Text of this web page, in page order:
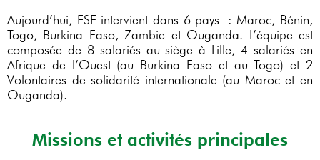
Aujourd’hui, ESF intervient dans 6 pays : Maroc, Bénin,
Togo, Burkina Faso, Zambie et Ouganda. L’équipe est
composée de 8 salariés au siège à Lille, 4 salariés en
Afrique de l’Ouest (au Burkina Faso et au Togo) et 2
Volontaires de solidarité internationale (au Maroc et en
Ouganda).
Missions et activités principales